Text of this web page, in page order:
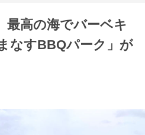
最高の海でバーベキ
なすBBQパーク」が